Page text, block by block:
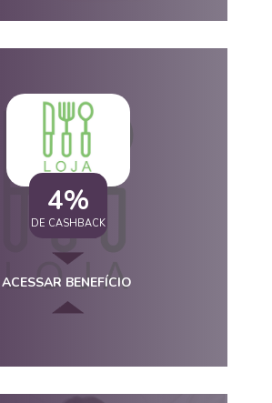
4%
DE CASHBACK
ACESSAR BENEFÍCIO